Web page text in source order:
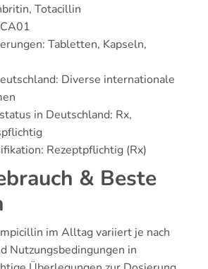
Totacillin
Tabletten, Kapseln,
Diverse internationale
in Deutschland: Rx,
Rezeptpflichtig (Rx)
& Beste
im Alltag variiert je nach
Nutzungsbedingungen in